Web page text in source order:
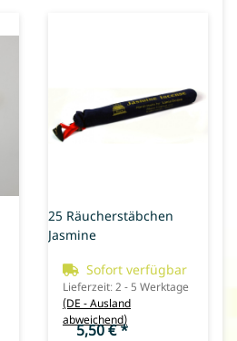
25 Räucherstäbchen
Jasmine
Sofort verfügbar
Lieferzeit:2 - 5 Werktage
(DE - Ausland
abweichend)
5,50 €*